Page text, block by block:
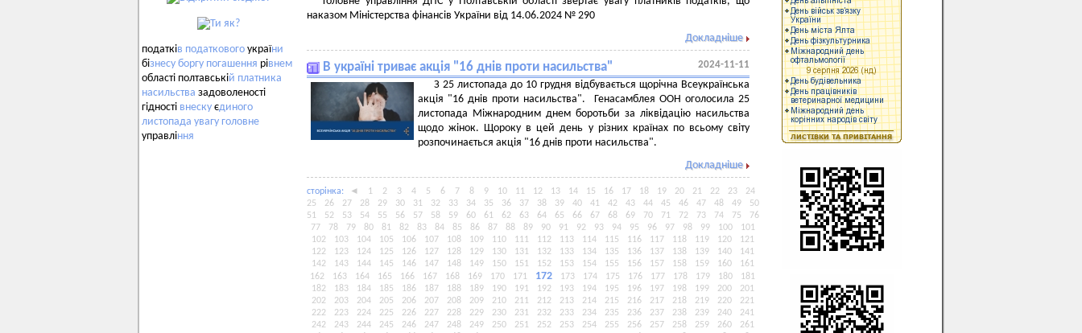
податків податкового україни
бізнесу боргу погашення рівнем
області полтавській платника
насильства задоволеності
гідності внеску єдиного
листопада увагу головне
управління
наказом Міністерства фінансів України від 14.06.2024 № 290
Докладніше
В україні триває акція "16 днів проти насильства" 2024-11-11
З 25 листопада до 10 грудня відбувається щорічна Всеукраїнська
акція "16 днів проти насильства". Генасамблея ООН оголосила 25
листопада Міжнародним днем боротьби за ліквідацію насильства
щодо жінок. Щороку в цей день у різних країнах по всьому світу
розпочинається акція "16 днів проти насильства".
Докладніше
сторiнка: ◄ 1 2 3 4 5 6 7 8 9 10 11 12 13 14 15 16 17 18 19 20 21 22 23
24
25
26 27 28 29 30 31 32 33 34 35 36 37 38 39 40 41 42 43 44 45 46 47 48 49
50
51
52 53 54 55 56 57 58 59 60 61 62 63 64 65 66 67 68 69 70 71 72 73 74 75
76
77
78 79 80 81 82 83 84 85 86 87 88 89 90 91 92 93 94 95 96 97 98 99 100
101
102
103 104 105 106 107 108 109 110 111 112 113 114 115 116 117 118 119 120
121
122
123 124 125 126 127 128 129 130 131 132 133 134 135 136 137 138 139 140
141
142
143 144 145 146 147 148 149 150 151 152 153 154 155 156 157 158 159 160
161
162
163 164 165 166 167 168 169 170 171 172 173 174 175 176 177 178 179 180
181
182
183 184 185 186 187 188 189 190 191 192 193 194 195 196 197 198 199 200
201
202
203 204 205 206 207 208 209 210 211 212 213 214 215 216 217 218 219 220
221
222
223 224 225 226 227 228 229 230 231 232 233 234 235 236 237 238 239 240
241
242
243 244 245 246 247 248 249 250 251 252 253 254 255 256 257 258 259 260
261